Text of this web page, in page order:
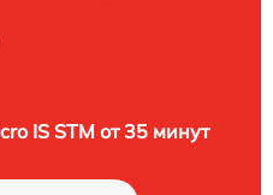
IS STM от 35 минут